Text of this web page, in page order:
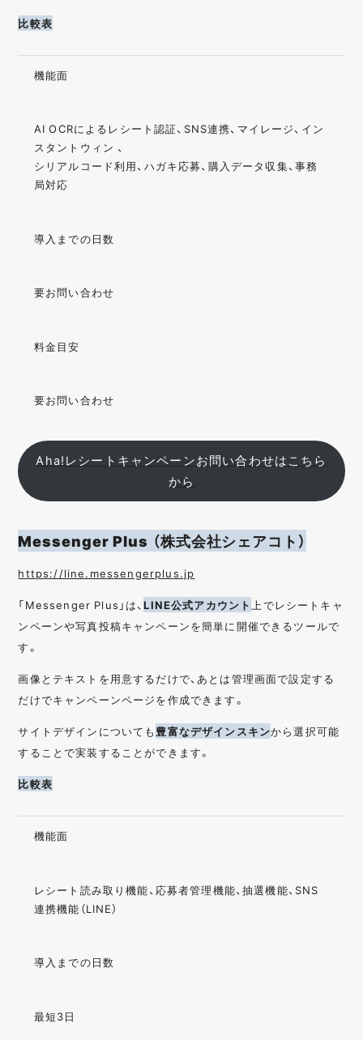
比較表
機能面
AI OCRによるレシート認証、SNS連携、マイレージ、イン
スタントウィン 、
シリアルコード利用、ハガキ応募、購入データ収集、事務
局対応
導入までの日数
要お問い合わせ
料金目安
要お問い合わせ
Aha!レシートキャンペーンお問い合わせはこちら
から
Messenger Plus （株式会社シェアコト）
https://line.messengerplus.jp
「Messenger Plus」は、LINE公式アカウント上でレシートキャ
ンペーンや写真投稿キャンペーンを簡単に開催できるツールで
す。
画像とテキストを用意するだけで、あとは管理画面で設定する
だけでキャンペーンページを作成できます。
サイトデザインについても豊富なデザインスキンから選択可能
することで実装することができます。
比較表
機能面
レシート読み取り機能、応募者管理機能、抽選機能、SNS
連携機能（LINE）
導入までの日数
最短3日